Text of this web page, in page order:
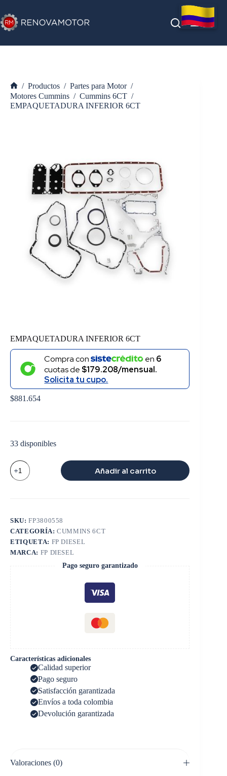
al
contenido
Inicio
/ Productos / Partes para Motor /
Motores Cummins / Cummins 6CT /
EMPAQUETADURA INFERIOR 6CT
EMPAQUETADURA INFERIOR 6CT
Compra con en 6
cuotas de $179.208/mensual.
Solicita tu cupo.
$881.654
33 disponibles
EMPAQUETADURA
INFERIOR
6CT
Añadir al carrito
SKU:FP3800558
CATEGORÍA:CUMMINS 6CT
ETIQUETA: FP DIESEL
MARCA: FP DIESEL
Pago seguro garantizado
Características adicionales
Calidad superior
Pago seguro
Satisfacción garantizada
Envíos a toda colombia
Devolución garantizada
Valoraciones (0)